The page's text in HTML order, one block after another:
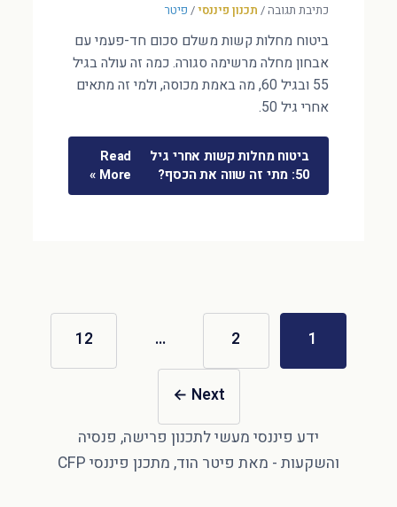
כתיבת תגובה/ תכנון פיננסי/ פיטר
ביטוח מחלות קשות משלם סכום חד-פעמי עם
אבחון מחלה מרשימה סגורה. כמה זה עולה בגיל
55 ובגיל 60, מה באמת מכוסה, ולמי זה מתאים
אחרי גיל 50.
ביטוח מחלות קשות אחרי גיל
50: מתי זה שווה את הכסף?
Read
More »
1
2
…
12
Next
←